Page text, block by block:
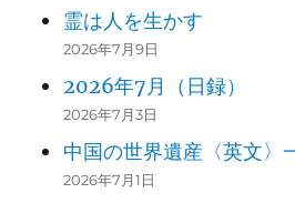
霊は人を生かす
2026年7月9日
2026年7月（日録）
2026年7月3日
中国の世界遺産〈英文〉
2026年7月1日